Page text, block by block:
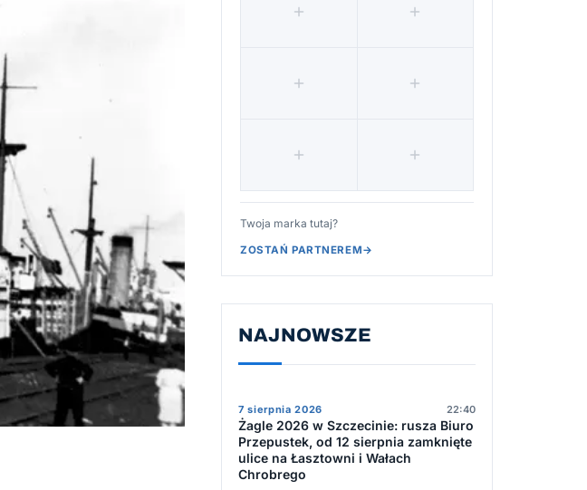
Twoja marka tutaj?
ZOSTAŃ PARTNEREM→
NAJNOWSZE
7 sierpnia 2026 22:40
Żagle 2026 w Szczecinie: rusza Biuro
Przepustek, od 12 sierpnia zamknięte
ulice na Łasztowni i Wałach
Chrobrego